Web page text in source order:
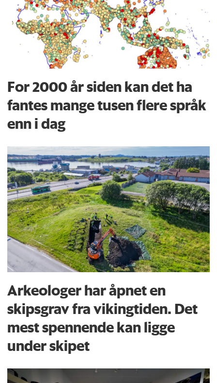
For 2000 år siden kan det ha
fantes mange tusen flere språk
enn i dag
Arkeologer har åpnet en
skipsgrav fra vikingtiden. Det
mest spennende kan ligge
under skipet